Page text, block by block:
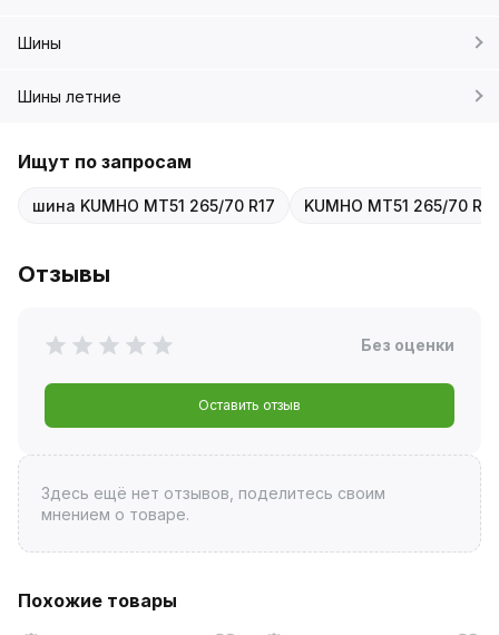
Шины
Шины летние
Ищут по запросам
шина KUMHO MT51 265/70 R17 KUMHO MT51 265/70 R17
Отзывы
Без оценки
Оставить отзыв
Здесь ещё нет отзывов, поделитесь своим
мнением о товаре.
Похожие товары